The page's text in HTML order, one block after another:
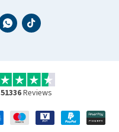
51336Reviews